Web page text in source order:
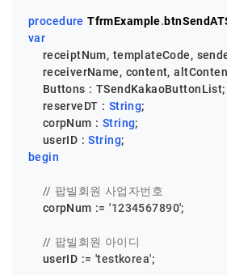
procedure TfrmExample.
var
receiptNum, templateCode,
receiverName, content,
    Buttons : TSendKakaoButtonList;
    reserveDT :
String;
    corpNum :
String;
    userID :
String
begin
// 팝빌회원 사업자번호
    corpNum :=
'1234567890';
// 팝빌회원 아이디
    userID :=
'testkorea';